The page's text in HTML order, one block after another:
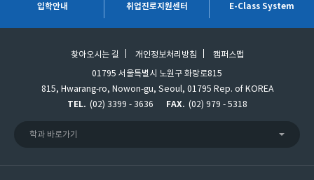
입학안내 취업진로지원센터 E-Class System
찾아오시는 길 개인정보처리방침
캠퍼스맵
01795 서울특별시 노원구 화랑로815
815, Hwarang-ro, Nowon-gu, Seoul, 01795 Rep. of KOREA
TEL. (02) 3399 - 3636 FAX. (02) 979 - 5318
학과 바로가기